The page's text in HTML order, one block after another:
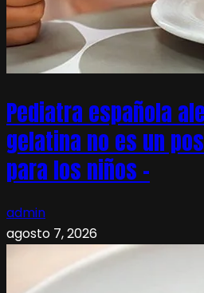
Pediatra española
gelatina no es un
para los niños –
admin
agosto 7, 2026